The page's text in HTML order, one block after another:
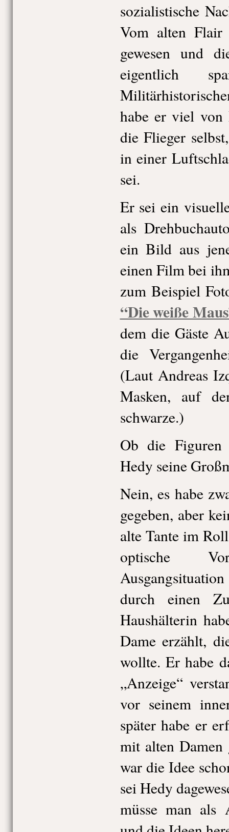
sozialistische
Vom alten
gewesen und
eigentlich
habe er viel von
die Flieger
in einer
sei.
Er sei ein
als
ein Bild aus
einen Film bei
zum Beispiel
“Die weiße
dem die Gäste
die
(Laut Andreas
Masken, auf
schwarze.)
Ob die Figuren
Hedy seine
Nein, es habe
gegeben, aber
alte Tante im
optische
durch einen
Haushälterin
Dame erzählt,
wollte. Er habe
„Anzeige“
vor seinem
später habe er
mit alten
war die Idee
sei Hedy
müsse man als